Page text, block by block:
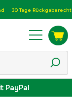
30 Tage Rückgaberecht
PayPal